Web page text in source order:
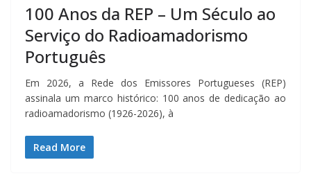
100 Anos da REP – Um Século ao
Serviço do Radioamadorismo
Português
Em 2026, a Rede dos Emissores Portugueses (REP)
assinala um marco histórico: 100 anos de dedicação ao
radioamadorismo (1926-2026), à
Read More